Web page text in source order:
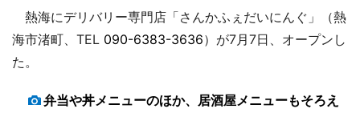
熱海にデリバリー専門店「さんかふぇだいにんぐ」（熱
海市渚町、TEL 090-6383-3636）が7月7日、オープンし
た。
弁当や丼メニューのほか、居酒屋メニューもそろえ